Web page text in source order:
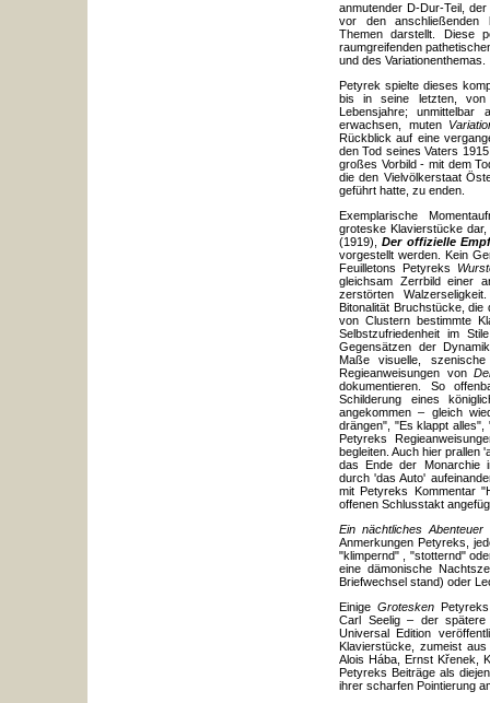
anmutender D-Dur-Teil,
vor den anschließenden
Themen darstellt. Diese
raumgreifenden
und des Variationenthemas.
Petyrek spielte dieses
bis in seine letzten, von
Lebensjahre; unmittelbar
erwachsen, muten
Rückblick auf eine
den Tod seines Vaters
großes Vorbild - mit dem
die den Vielvölkerstaat
geführt hatte, zu enden.
Exemplarische
groteske Klavierstücke
(1919),Der offizielle
vorgestellt werden. Kein
Feuilletons Petyreks
gleichsam Zerrbild einer
zerstörten
Bitonalität Bruchstücke, die
von Clustern bestimmte
Selbstzufriedenheit im
Gegensätzen der
Maße visuelle,
Regieanweisungen von
dokumentieren. So
Schilderung eines
angekommen – gleich
drängen", "Es klappt alles",
Petyreks
begleiten. Auch hier prallen
das Ende der Monarchie
durch 'das Auto'
mit Petyreks Kommentar
offenen Schlusstakt
Ein nächtliches Abenteuer
Anmerkungen Petyreks,
"klimpernd" , "stotternd"
eine dämonische
Briefwechsel stand) oder
Einige GroteskenPetyreks
Carl Seelig – der
Universal Edition
Klavierstücke, zumeist
Alois Hába, Ernst Křenek,
Petyreks Beiträge als
ihrer scharfen Pointierung